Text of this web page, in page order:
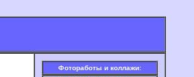
Фотоработы и коллажи: